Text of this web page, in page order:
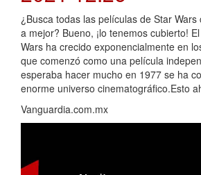
¿Busca todas las películas de Star
a mejor? Bueno, ¡lo tenemos cubierto!
Wars ha crecido exponencialmente en
que comenzó como una película
esperaba hacer mucho en 1977 se ha
enorme universo cinematográfico.Esto
Vanguardia.com.mx